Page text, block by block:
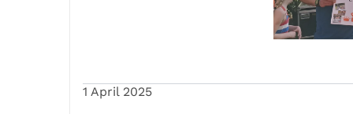
1 April 2025